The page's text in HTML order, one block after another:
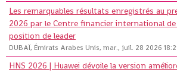
Les remarquables résultats enregistrés au
2026 par le Centre financier international
position de leader
DUBAÏ, Émirats Arabes Unis, mar., juil. 28 2026
HNS 2026 | Huawei dévoile la version